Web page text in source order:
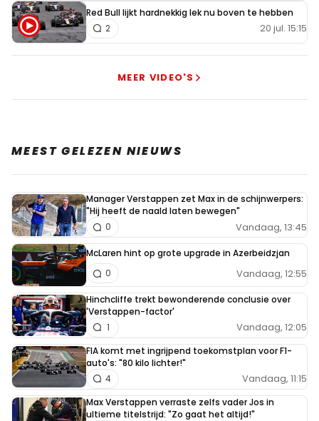
Red Bull lijkt hardnekkig lek nu boven te hebben
20 jul. 15:15
2
MEER VIDEO'S
MEEST GELEZEN NIEUWS
Manager Verstappen zet Max in de schijnwerpers:
"Hij heeft de naald laten bewegen"
Vandaag, 13:45
0
McLaren hint op grote upgrade in Azerbeidzjan
Vandaag, 12:55
0
Hinchcliffe trekt bewonderende conclusie over
'Verstappen-factor'
Vandaag, 12:05
1
FIA komt met ingrijpend toekomstplan voor F1-
auto's: "80 kilo lichter!"
Vandaag, 11:15
4
Max Verstappen verraste zelfs vader Jos in
ultieme titelstrijd: "Zo gaat het altijd!"